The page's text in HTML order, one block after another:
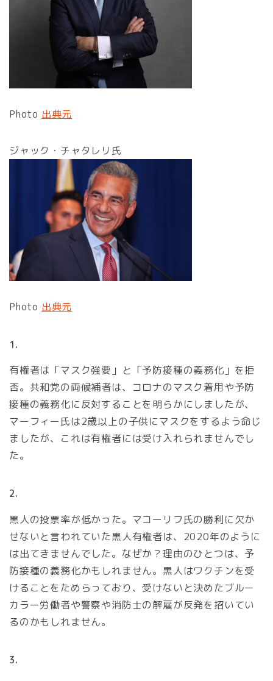
Photo 出典元
ジャック・チャタレリ氏
Photo 出典元
1.
有権者は「マスク強要」と「予防接種の義務化」を拒
否。共和党の両候補者は、コロナのマスク着用や予防
接種の義務化に反対することを明らかにしましたが、
マーフィー氏は2歳以上の子供にマスクをするよう命じ
ましたが、これは有権者には受け入れられませんでし
た。
2.
黒人の投票率が低かった。マコーリフ氏の勝利に欠か
せないと言われていた黒人有権者は、2020年のように
は出てきませんでした。なぜか？理由のひとつは、予
防接種の義務化かもしれません。黒人はワクチンを受
けることをためらっており、受けないと決めたブルー
カラー労働者や警察や消防士の解雇が反発を招いてい
るのかもしれません。
3.